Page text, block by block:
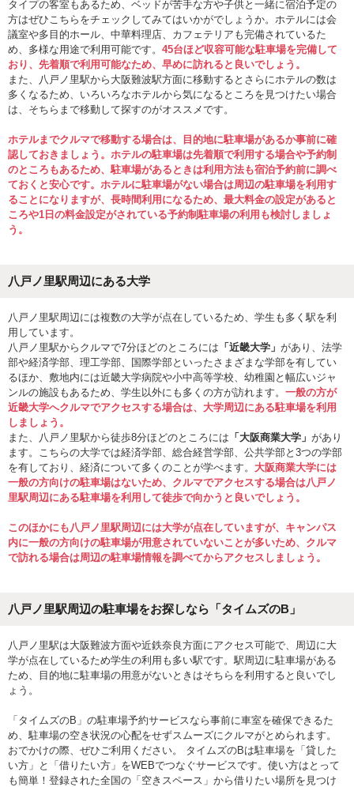
タイプの客室もあるため、ベッドが苦手な方や子供と一緒に宿泊予定の
方はぜひこちらをチェックしてみてはいかがでしょうか。ホテルには会
議室や多目的ホール、中華料理店、カフェテリアも完備されているた
め、多様な用途で利用可能です。 45台ほど収容可能な駐車場を完備して
おり、先着順で利用可能なため、早めに訪れると良いでしょう。
また、八戸ノ里駅から大阪難波駅方面に移動するとさらにホテルの数は
多くなるため、いろいろなホテルから気になるところを見つけたい場合
は、そちらまで移動して探すのがオススメです。
ホテルまでクルマで移動する場合は、目的地に駐車場があるか事前に確
認しておきましょう。ホテルの駐車場は先着順で利用する場合や予約制
のところもあるため、駐車場があるときは利用方法も宿泊予約前に調べ
ておくと安心です。ホテルに駐車場がない場合は周辺の駐車場を利用す
ることになりますが、長時間利用になるため、最大料金の設定があると
ころや1日の料金設定がされている予約制駐車場の利用も検討しましょ
う。
八戸ノ里駅周辺にある大学
八戸ノ里駅周辺には複数の大学が点在しているため、学生も多く駅を利
用しています。
八戸ノ里駅からクルマで7分ほどのところには 「近畿大学」 があり、法学
部や経済学部、理工学部、国際学部といったさまざまな学部を有してい
るほか、敷地内には近畿大学病院や小中高等学校、幼稚園と幅広いジャ
ンルの施設もあるため、学生以外にも多くの方が訪れます。 一般の方が
近畿大学へクルマでアクセスする場合は、大学周辺にある駐車場を利用
しましょう。
また、八戸ノ里駅から徒歩8分ほどのところには 「大阪商業大学」 があり
ます。こちらの大学では経済学部、総合経営学部、公共学部と3つの学部
を有しており、経済について多くのことが学べます。 大阪商業大学には
一般の方向けの駐車場はないため、クルマでアクセスする場合は八戸ノ
里駅周辺にある駐車場を利用して徒歩で向かうと良いでしょう。
このほかにも八戸ノ里駅周辺には大学が点在していますが、キャンパス
内に一般の方向けの駐車場が用意されていないことが多いため、クルマ
で訪れる場合は周辺の駐車場情報を調べてからアクセスしましょう。
八戸ノ里駅周辺の駐車場をお探しなら「タイムズのB」
八戸ノ里駅は大阪難波方面や近鉄奈良方面にアクセス可能で、周辺に大
学が点在しているため学生の利用も多い駅です。駅周辺に駐車場がある
ため、目的地に駐車場の用意がないときはそちらを利用すると良いでし
ょう。
「タイムズのB」の駐車場予約サービスなら事前に車室を確保できるた
め、駐車場の空き状況の心配をせずスムーズにクルマがとめられます。
おでかけの際、ぜひご利用ください。 タイムズのBは駐車場を「貸した
い方」と「借りたい方」をWEBでつなぐサービスです。使い方はとって
も簡単！登録された全国の「空きスペース」から借りたい場所を見つけ